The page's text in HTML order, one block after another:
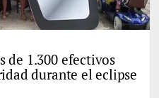
de 1.300 efectivos
durante el eclipse